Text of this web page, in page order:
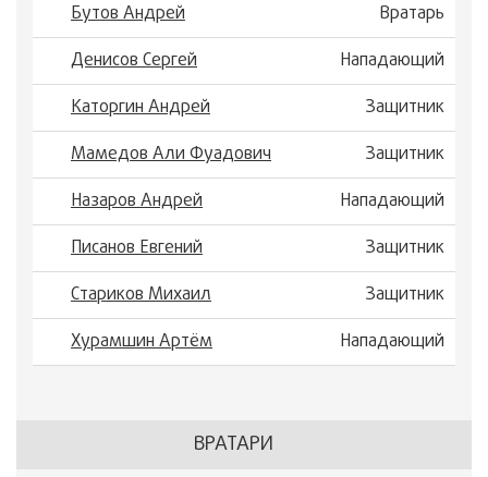
Бутов Андрей
Вратарь
Денисов Сергей
Нападающий
Каторгин Андрей
Защитник
Мамедов Али Фуадович
Защитник
Назаров Андрей
Нападающий
Писанов Евгений
Защитник
Стариков Михаил
Защитник
Хурамшин Артём
Нападающий
ВРАТАРИ